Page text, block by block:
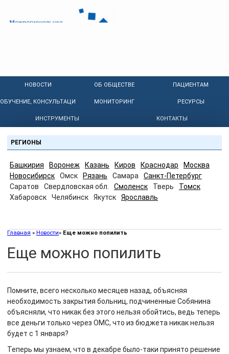
НОВОСТИ ОБ ОБЩЕСТВЕ ПАЦИЕНТАМ
ОБУЧЕНИЕ, КОНСУЛЬТАЦИИ МОНИТОРИНГ РЕСУРСЫ
ИНСТРУМЕНТЫ КОНТАКТЫ
РЕГИОНЫ
Башкирия Воронеж Казань Киров Краснодар
Москва
Новосибирск
Омск Рязань Самара
Санкт-Петербург
Саратов
Свердловская обл. Смоленск Тверь
Томск
Хабаровск
Челябинск Якутск Ярославль
Главная » Новости» Еще можно попилить
Еще можно попилить
Помните, всего несколько месяцев назад, объясняя
необходимость закрытия больниц, подчиненные Собянина
объясняли, что никак без этого нельзя обойтись, ведь теперь
все деньги только через ОМС, что из бюджета никак нельзя
будет с 1 января?
Теперь мы узнаем, что в декабре было-таки принято решение